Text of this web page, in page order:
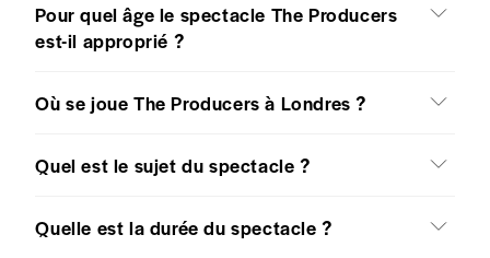
Pour quel âge le spectacle The Producers
est-il approprié ?
Où se joue The Producers à Londres ?
Quel est le sujet du spectacle ?
Quelle est la durée du spectacle ?